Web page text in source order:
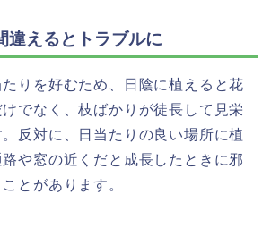
違えるとトラブルに
りを好むため、日陰に植えると花
でなく、枝ばかりが徒長して見栄
反対に、日当たりの良い場所に植
や窓の近くだと成長したときに邪
とがあります。